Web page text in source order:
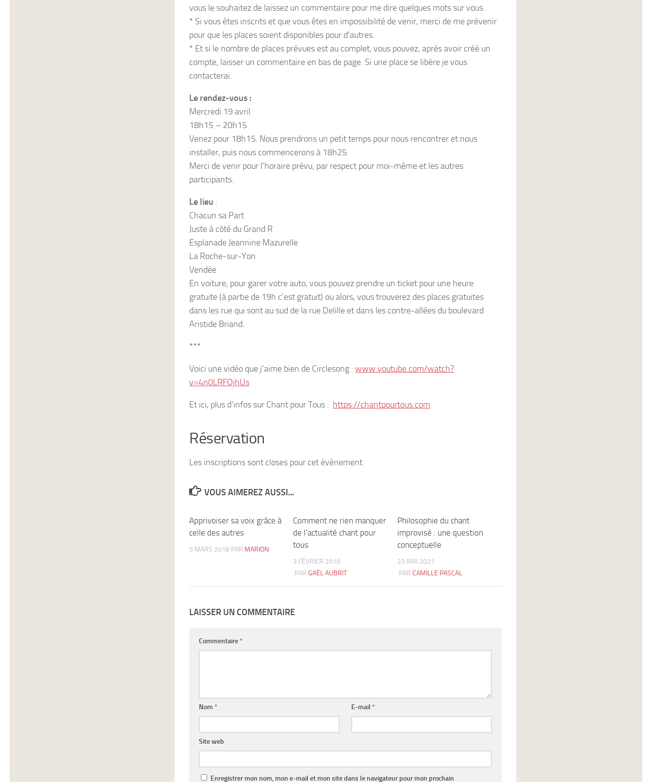
vous le souhaitez de laissez un commentaire pour me dire quelques mots sur vous.
* Si vous êtes inscrits et que vous êtes en impossibilité de venir, merci de me prévenir
pour que les places soient disponibles pour d’autres.
* Et si le nombre de places prévues est au complet, vous pouvez, après avoir créé un
compte, laisser un commentaire en bas de page. Si une place se libère je vous
contacterai.
Le rendez-vous :
Mercredi 19 avril
18h15 – 20h15
Venez pour 18h15. Nous prendrons un petit temps pour nous rencontrer et nous
installer, puis nous commencerons à 18h25.
Merci de venir pour l’horaire prévu, par respect pour moi-même et les autres
participants.
Le lieu :
Chacun sa Part
Juste à côté du Grand R
Esplanade Jeannine Mazurelle
La Roche-sur-Yon
Vendée
En voiture, pour garer votre auto, vous pouvez prendre un ticket pour une heure
gratuite (à partie de 19h c’est gratuit) ou alors, vous trouverez des places gratuites
dans les rue qui sont au sud de la rue Delille et dans les contre-allées du boulevard
Aristide Briand.
***
Voici une vidéo que j’aime bien de Circlesong : www.youtube.com/watch?
v=4n0LRFOjhUs
Et ici, plus d’infos sur Chant pour Tous : https://chantpourtous.com
Réservation
Les inscriptions sont closes pour cet évènement.
VOUS AIMEREZ AUSSI...
Apprivoiser sa voix grâce à
celle des autres
5 MARS 2018 PAR MARION
Comment ne rien manquer
de l’actualité chant pour
tous
3 FÉVRIER 2016
PARGAËL AUBRIT
Philosophie du chant
improvisé : une question
conceptuelle
23 MAI 2021
PAR CAMILLE PASCAL
LAISSER UN COMMENTAIRE
Commentaire *
Nom * E-mail *
Site web
Enregistrer mon nom, mon e-mail et mon site dans le navigateur pour mon prochain